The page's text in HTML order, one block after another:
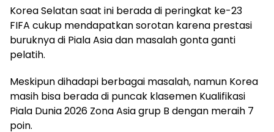
Korea Selatan saat ini berada di peringkat ke-23
FIFA cukup mendapatkan sorotan karena prestasi
buruknya di Piala Asia dan masalah gonta ganti
pelatih.
Meskipun dihadapi berbagai masalah, namun Korea
masih bisa berada di puncak klasemen Kualifikasi
Piala Dunia 2026 Zona Asia grup B dengan meraih 7
poin.